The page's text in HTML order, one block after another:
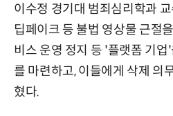
이수정 경기대 범죄심리학과
딥페이크 등 불법 영상물 근절
비스 운영 정지 등 '플랫폼 기업
를 마련하고, 이들에게 삭제 의
혔다.